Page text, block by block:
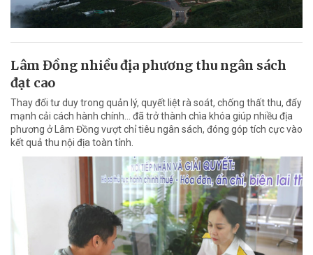
Lâm Đồng nhiều địa phương thu ngân sách
đạt cao
Thay đổi tư duy trong quản lý, quyết liệt rà soát, chống thất thu, đẩy
mạnh cải cách hành chính... đã trở thành chìa khóa giúp nhiều địa
phương ở Lâm Đồng vượt chỉ tiêu ngân sách, đóng góp tích cực vào
kết quả thu nội địa toàn tỉnh.